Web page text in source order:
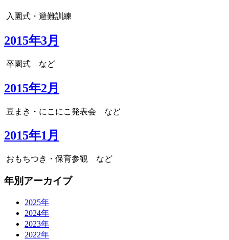
入園式・避難訓練
2015年3月
卒園式 など
2015年2月
豆まき・にこにこ発表会 など
2015年1月
おもちつき・保育参観 など
年別アーカイブ
2025年
2024年
2023年
2022年